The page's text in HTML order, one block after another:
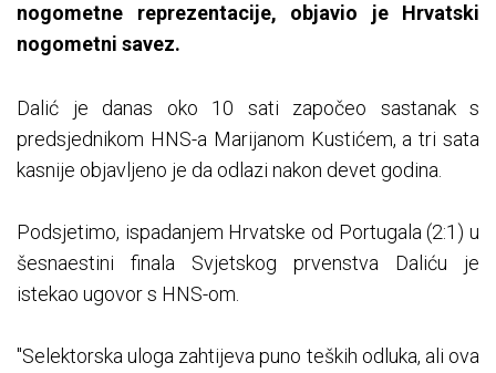
nogometne reprezentacije, objavio je Hrvatski
nogometni savez.
Dalić je danas oko 10 sati započeo sastanak s
predsjednikom HNS-a Marijanom Kustićem, a tri sata
kasnije objavljeno je da odlazi nakon devet godina.
Podsjetimo, ispadanjem Hrvatske od Portugala (2:1) u
šesnaestini finala Svjetskog prvenstva Daliću je
istekao ugovor s HNS-om.
"Selektorska uloga zahtijeva puno teških odluka, ali ova